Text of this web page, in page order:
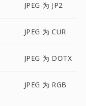
JPEG 为 JP2
JPEG 为 CUR
JPEG 为 DOTX
JPEG 为 RGB